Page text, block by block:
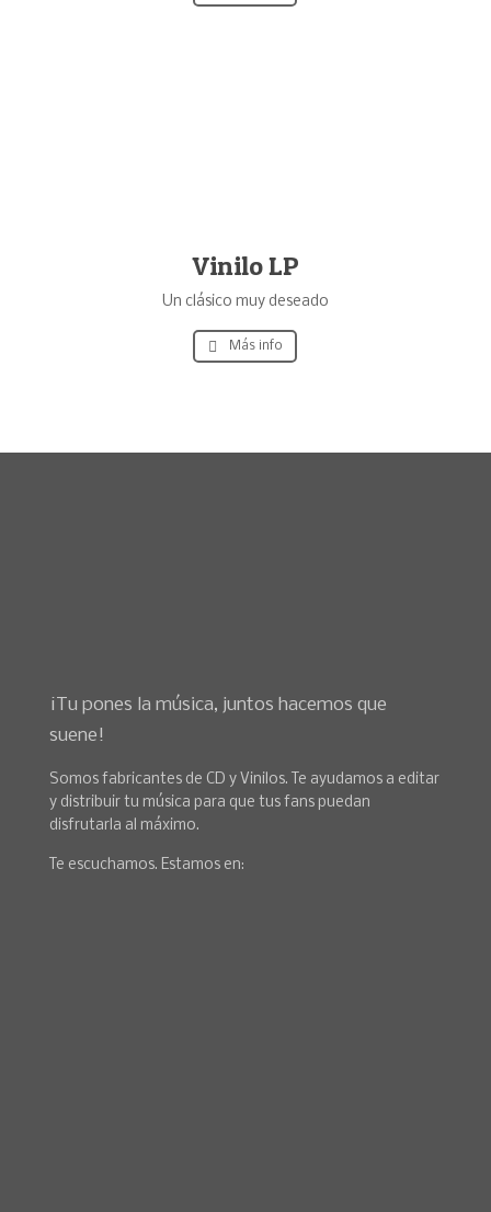
Vinilo LP
Un clásico muy deseado
Más info
¡Tu pones la música, juntos hacemos que
suene!
Somos fabricantes de CD y Vinilos. Te ayudamos a editar
y distribuir tu música para que tus fans puedan
disfrutarla al máximo.
Te escuchamos. Estamos en: